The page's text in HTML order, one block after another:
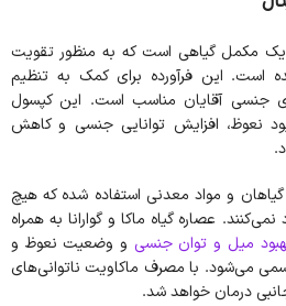
یک مکمل گیاهی است که به منظور تقویت
است. این فرآورده برای کمک به تنظیم
جنسی آقایان مناسب است. این کپسول
نعوظ، افزایش توانایی جنسی و کاهش
گیاهان و مواد معدنی استفاده ‌شده که هیچ
عصاره گیاه ماکا و گوارانا به همراه
میل و توان جنسی و وضعیت نعوظ و
می‌شود. با مصرف ماکاویت ناتوانی‌های
درمان خواهد شد.